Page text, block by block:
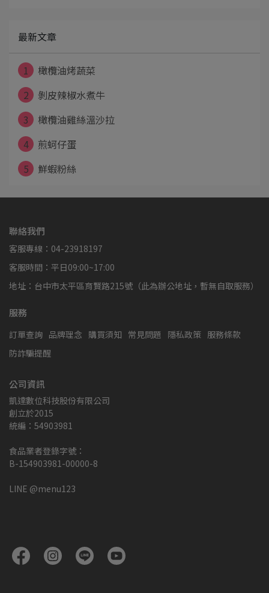
最新文章
1
橄欖油烤蔬菜
2
剝皮辣椒水煮牛
3
橄欖油雞絲溫沙拉
4
煎蚵仔蛋
5
鮮蝦粉絲
聯絡我們
客服專線：04-23918197
客服時間：平日09:00~17:00
地址：台中市太平區育賢路215號（此為辦公地址，暫無自取服務）
服務
訂單查詢 品牌理念 購買須知 常見問題 隱私政策 服務條款
防詐騙提醒
公司資訊
凱達數位科技股份有限公司
創立於2015
統編：54903981
食品業者登錄字號：
B-154903981-00000-8
LINE @menu123